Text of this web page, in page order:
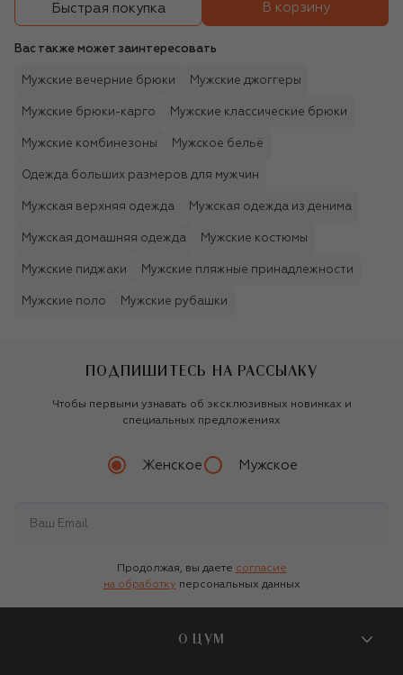
Быстрая покупка В корзину
Вас также может заинтересовать
Мужские вечерние брюки Мужские джоггеры
Мужские брюки-карго Мужские классические брюки
Мужские комбинезоны Мужское бельё
Одежда больших размеров для мужчин
Мужская верхняя одежда Мужская одежда из денима
Мужская домашняя одежда Мужские костюмы
Мужские пиджаки Мужские пляжные принадлежности
Мужские поло Мужские рубашки
ПОДПИШИТЕСЬ НА РАССЫЛКУ
Чтобы первыми узнавать об эксклюзивных новинках и
специальных предложениях
Женское Мужское
Продолжая, вы даете согласие
на обработку персональных данных
О ЦУМ